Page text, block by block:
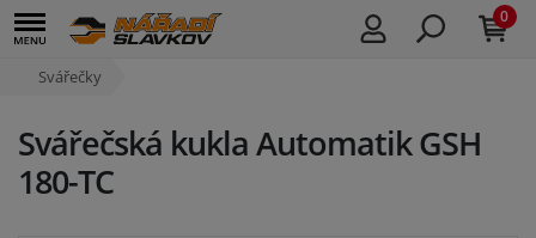
0
Svářečky
Svářečská kukla Automatik GSH
180-TC